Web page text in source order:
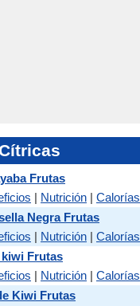
Frutas
| Nutrición | Calorías
Negra Frutas
| Nutrición | Calorías
Frutas
| Nutrición | Calorías
Kiwi Frutas